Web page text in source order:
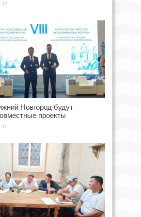
Новгород будут
проекты